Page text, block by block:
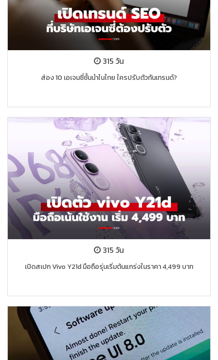
315 วัน
ส่อง 10 เอเจนซี่ชั้นนำในไทย ใครปรับตัวทันเทรนด์?
315 วัน
เปิดสเปก Vivo Y21d มือถือรุ่นเริ่มต้นแกร่งในราคา 4,499 บาท